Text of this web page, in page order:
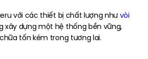
với các thiết bị chất lượng nhưvòi
xây dựng một hệ thống bền vững,
tốn kém trong tương lai.